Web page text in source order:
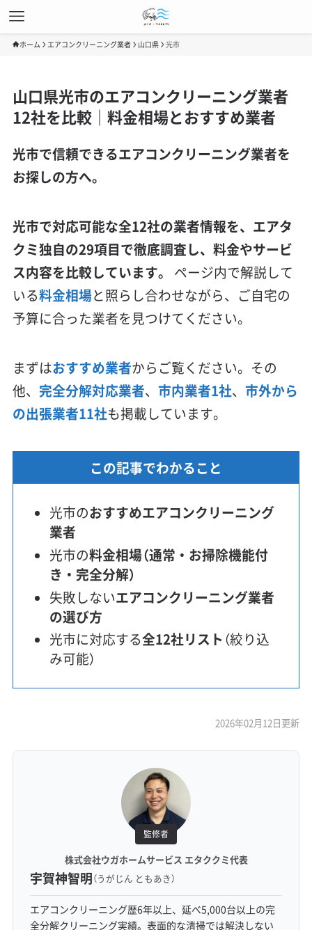
ホーム エアコンクリーニング業者 山口県 光市
山口県光市のエアコンクリーニング業者
12社を比較｜料金相場とおすすめ業者
光市で信頼できるエアコンクリーニング業者を
お探しの方へ。
光市で対応可能な全12社の業者情報を、エアタ
クミ独自の29項目で徹底調査し、料金やサービ
ス内容を比較しています。
ページ内で解説して
いる料金相場と照らし合わせながら、ご自宅の
予算に合った業者を見つけてください。
まずはおすすめ業者からご覧ください。その
他、 完全分解対応業者、 市内業者1社、 市外から
の出張業者11社も掲載しています。
この記事でわかること
光市のおすすめエアコンクリーニング
業者
光市の料金相場（通常・お掃除機能付
き・完全分解）
失敗しないエアコンクリーニング業者
の選び方
光市に対応する全12社リスト （絞り込
み可能）
2026年02月12日更新
監修者
株式会社ウガホームサービス エタククミ代表
宇賀神智明（うがじん ともあき）
エアコンクリーニング歴6年以上、延べ5,000台以上の完
全分解クリーニング実績。表面的な清掃では解決しない